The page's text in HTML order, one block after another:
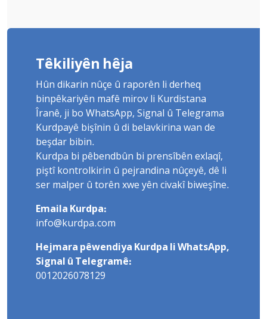
Têkiliyên hêja
Hûn dikarin nûçe û raporên li derheq
binpêkariyên mafê mirov li Kurdistana
Îranê, ji bo WhatsApp, Signal û Telegrama
Kurdpayê bişînin û di belavkirina wan de
beşdar bibin.
Kurdpa bi pêbendbûn bi prensîbên exlaqî,
piştî kontrolkirin û pejrandina nûçeyê, dê li
ser malper û torên xwe yên civakî biweşîne.
Emaila Kurdpa:
info@kurdpa.com
Hejmara pêwendiya Kurdpa li WhatsApp,
Signal û Telegramê:
0012026078129